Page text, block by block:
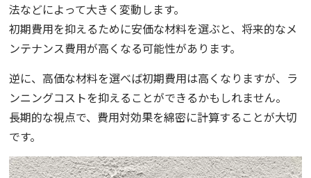
法などによって大きく変動します。
初期費用を抑えるために安価な材料を選ぶと、将来的なメ
ンテナンス費用が高くなる可能性があります。
逆に、高価な材料を選べば初期費用は高くなりますが、ラ
ンニングコストを抑えることができるかもしれません。
長期的な視点で、費用対効果を綿密に計算することが大切
です。